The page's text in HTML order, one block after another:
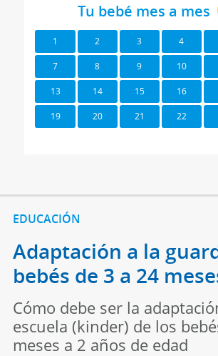
Tu bebé mes a mes
1 2 3 4
7 8 9 10
13 14 15 16
19 20 21 22
EDUCACIÓN
Adaptación a la
bebés de 3 a 24
Cómo debe ser la
escuela (kinder) de los
meses a 2 años de edad